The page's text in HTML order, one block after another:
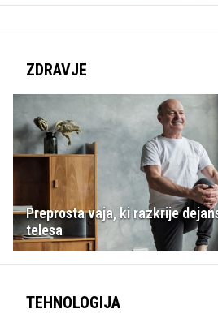
ZDRAVJE
Preprosta vaja, ki razkrije
telesa
TEHNOLOGIJA